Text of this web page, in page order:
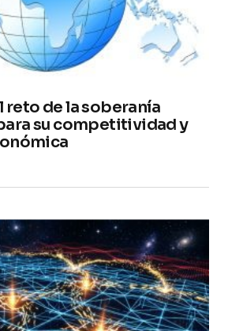
correo electrónico y web en
para la próxima vez que
reto de la soberanía
su competitividad y